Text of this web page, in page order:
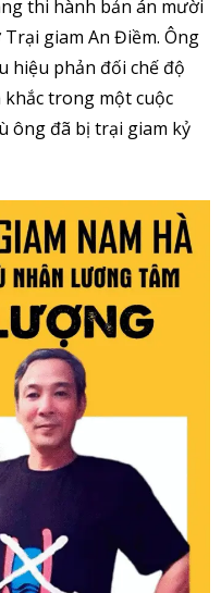
thi hành bản án mười
giam An Điềm. Ông
hiệu phản đối chế độ
khắc trong một cuộc
ông đã bị trại giam kỷ